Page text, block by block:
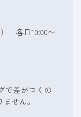
） 各日10:00〜
で差がつくの
せん。